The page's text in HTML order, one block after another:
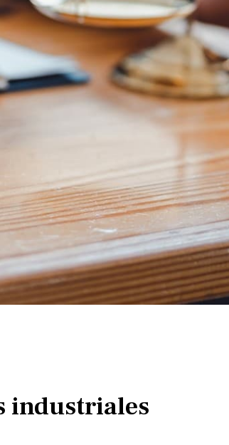
industriales